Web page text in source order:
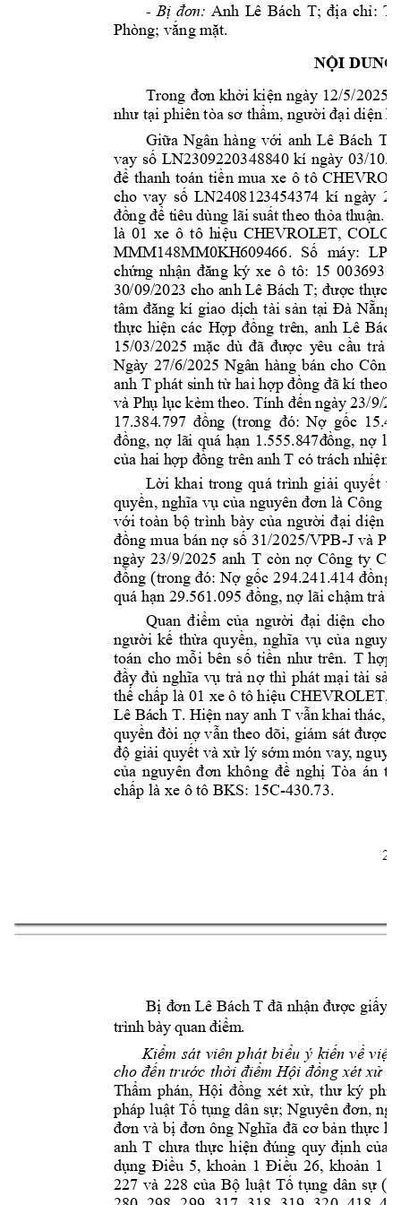
2
2
- Bị đơn: Anh Lê Bách T; địa chỉ:
Phòng; vắng mặt.
NỘI DUNG
Trong đơn khởi kiện ngày 12/5/2025
như tại phiên tòa sơ thẩm, người đại diện
Giữa Ngân hàng với anh Lê Bách T
vay số LN2309220348840 kí ngày 03/10/
để thanh toán tiền mua xe ô tô
cho vay số LN2408123454374 kí ngày 2
đồng để tiêu dùng lãi suất theo thỏa thuận.
là 01 xe ô tô hiệu CHEVROLET, COLO
MMM148MM0KH609466. Số máy: LP
chứng nhận đăng ký xe ô tô: 15 003693
30/09/2023 cho anh Lê Bách T; được thực
tâm đăng kí giao dịch tài sản tại Đà Nẵng
thực hiện các Hợp đồng trên, anh Lê Bách
15/03/2025 mặc dù đã được yêu cầu trả
Ngày 27/6/2025 Ngân hàng bán cho Công
anh T phát sinh từ hai hợp đồng đã kí theo
và Phụ lục kèm theo. Tính đến ngày 23/9/20
17.384.797 đồng (trong đó: Nợ gốc 15.
đồng, nợ lãi quá hạn 1.555.847đồng, nợ lã
của hai hợp đồng trên anh T có trách nhiệm
Lời khai trong quá trình giải quyết
quyền, nghĩa vụ của nguyên đơn là Công
với toàn bộ trình bày của người đại diện
đồng mua bán nợ số 31/2025/VPB-J và
ngày 23/9/2025 anh T còn nợ Công ty Cổ
đồng (trong đó: Nợ gốc 294.241.414
quá hạn 29.561.095 đồng, nợ lãi chậm trả
Quan điểm của người đại diện cho
người kế thừa quyền, nghĩa vụ của ng
toán cho mỗi bên số tiền như trên. T hợp
đầy đủ nghĩa vụ trả nợ thì phát mại tài sản
thế chấp là 01 xe ô tô hiệu CHEVROLET,
Lê Bách T. Hiện nay anh T vẫn khai thác,
quyền đòi nợ vẫn theo dõi, giám sát được
độ giải quyết và xử lý sớm món vay,
của nguyên đơn không đề nghị Tòa án
chấp là xe ô tô BKS: 15C-430.73.
Bị đơn Lê Bách T đã nhận được giấy
trình bày quan điểm.
Kiểm sát viên phát biểu ý kiến về việc
cho đến trước thời điểm Hội đồng xét xử
Thẩm phán, Hội đồng xét xử, thư ký phi
pháp luật Tố tụng dân sự; Nguyên đơn,
đơn và bị đơn ông Nghĩa đã cơ bản thực
anh T chưa thực hiện đúng quy định của
dụng Điều 5, khoản 1 Điều 26, khoản 1
227 và 228 của Bộ luật Tố tụng dân sự